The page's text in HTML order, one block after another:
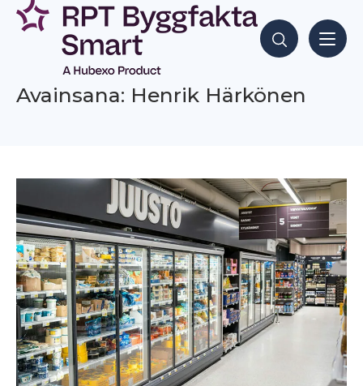
Siirry
sisältöön
Hae sisältöjä
Avainsana: Henrik Härkönen